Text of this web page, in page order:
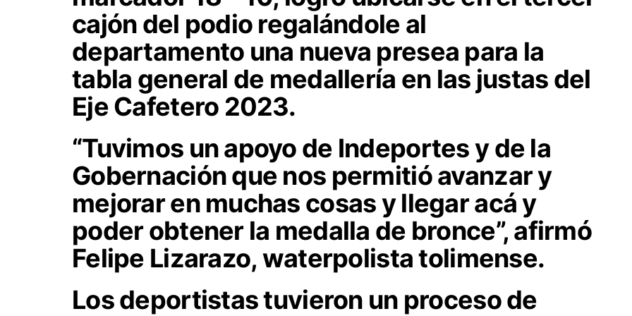
cajón del podio regalándole al
departamento una nueva presea para la
tabla general de medallería en las justas del
Eje Cafetero 2023.
“Tuvimos un apoyo de Indeportes y de la
Gobernación que nos permitió avanzar y
mejorar en muchas cosas y llegar acá y
poder obtener la medalla de bronce”, afirmó
Felipe Lizarazo, waterpolista tolimense.
Los deportistas tuvieron un proceso de